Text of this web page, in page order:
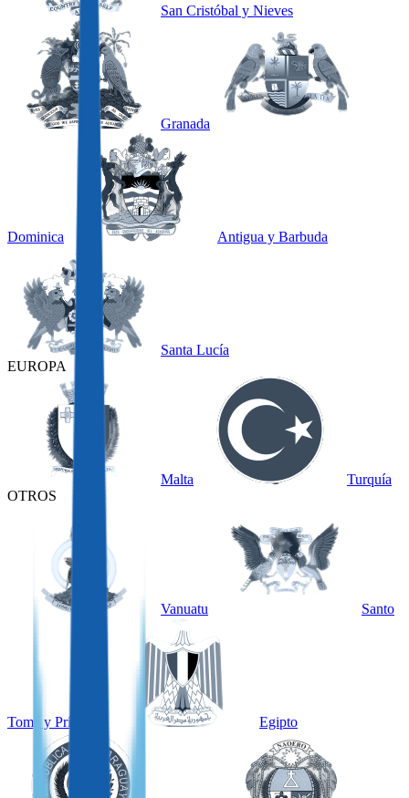
San Cristóbal y Nieves
Granada
Dominica Antigua y Barbuda
Santa Lucía
EUROPA
Malta
Turquía
OTROS
Vanuatu Santo
Tomé y Príncipe Egipto